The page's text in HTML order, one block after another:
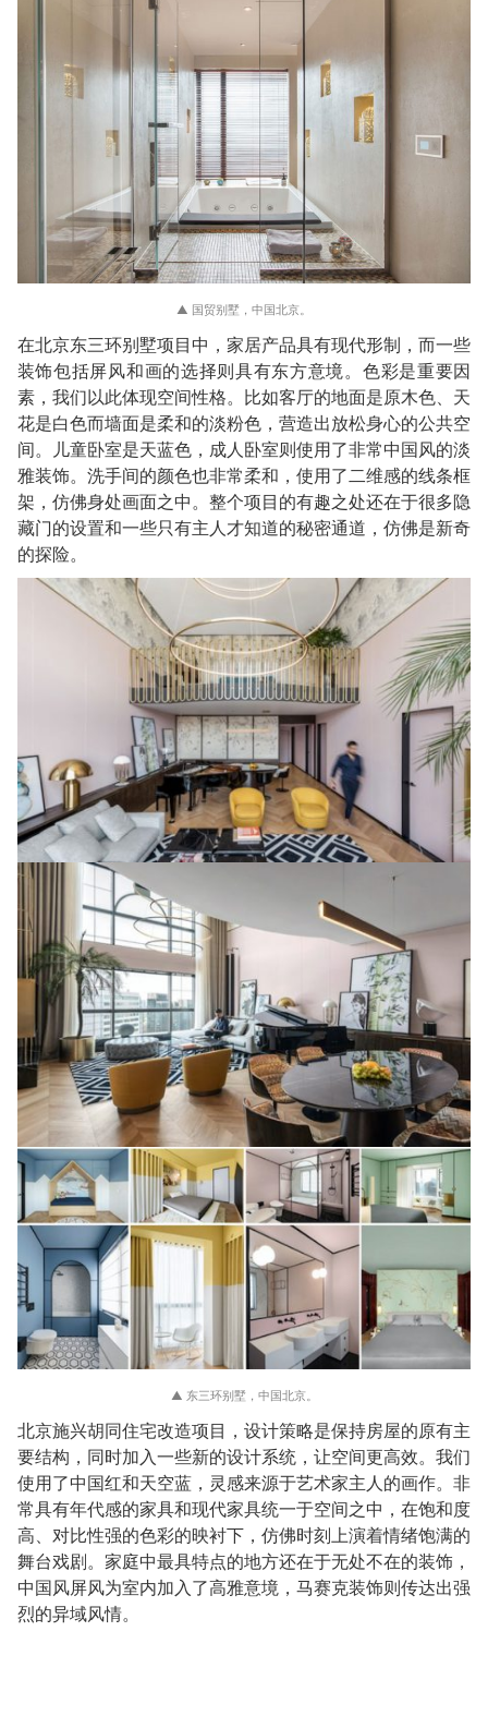
▲ 国贸别墅，中国北京。
在北京东三环别墅项目中，家居产品具有现代形制，而一些
装饰包括屏风和画的选择则具有东方意境。色彩是重要因
素，我们以此体现空间性格。比如客厅的地面是原木色、天
花是白色而墙面是柔和的淡粉色，营造出放松身心的公共空
间。儿童卧室是天蓝色，成人卧室则使用了非常中国风的淡
雅装饰。洗手间的颜色也非常柔和，使用了二维感的线条框
架，仿佛身处画面之中。整个项目的有趣之处还在于很多隐
藏门的设置和一些只有主人才知道的秘密通道，仿佛是新奇
的探险。
▲ 东三环别墅，中国北京。
北京施兴胡同住宅改造项目，设计策略是保持房屋的原有主
要结构，同时加入一些新的设计系统，让空间更高效。我们
使用了中国红和天空蓝，灵感来源于艺术家主人的画作。非
常具有年代感的家具和现代家具统一于空间之中，在饱和度
高、对比性强的色彩的映衬下，仿佛时刻上演着情绪饱满的
舞台戏剧。家庭中最具特点的地方还在于无处不在的装饰，
中国风屏风为室内加入了高雅意境，马赛克装饰则传达出强
烈的异域风情。